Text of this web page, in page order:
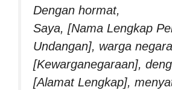
Dengan hormat,
Saya, [Nama Lengkap
Undangan], warga negara
[Kewarganegaraan],
[Alamat Lengkap],